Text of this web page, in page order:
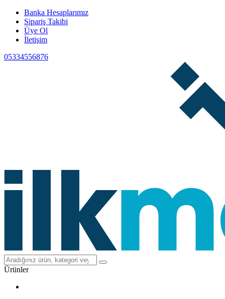
Banka Hesaplarımız
Sipariş Takibi
Üye Ol
İletişim
05334556876
Ürünler